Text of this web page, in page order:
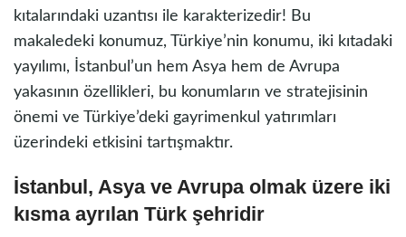
kıtalarındaki uzantısı ile karakterizedir! Bu
makaledeki konumuz, Türkiye’nin konumu, iki kıtadaki
yayılımı, İstanbul’un hem Asya hem de Avrupa
yakasının özellikleri, bu konumların ve stratejisinin
önemi ve Türkiye’deki gayrimenkul yatırımları
üzerindeki etkisini tartışmaktır.
İstanbul, Asya ve Avrupa olmak üzere iki
kısma ayrılan Türk şehridir